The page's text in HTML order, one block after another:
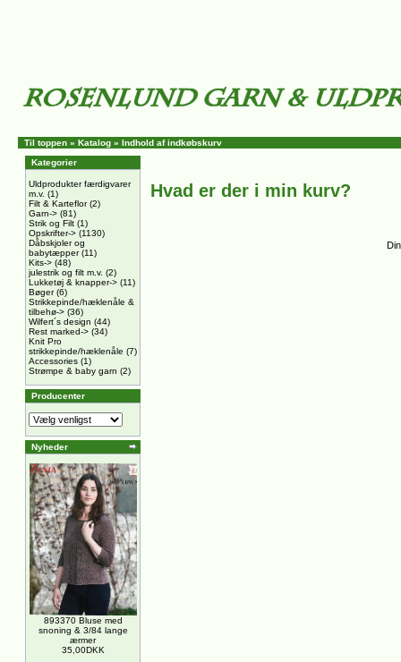
Til toppen » Katalog » Indhold af indkøbskurv
Kategorier
Uldprodukter færdigvarer
m.v. (1)
Filt & Karteflor(2)
Garn-> (81)
Strik og Filt (1)
Opskrifter-> (1130)
Dåbskjoler og
babytæpper(11)
Kits-> (48)
julestrik og filt m.v. (2)
Lukketøj & knapper-> (11)
Bøger(6)
Strikkepinde/hæklenåle &
tilbehø-> (36)
Wilfert´s design (44)
Rest marked-> (34)
Knit Pro
strikkepinde/hæklenåle (7)
Accessories (1)
Strømpe & baby garn (2)
Producenter
Nyheder
893370 Bluse med
snoning & 3/84 lange
ærmer
35,00DKK
Hvad er der i min kurv?